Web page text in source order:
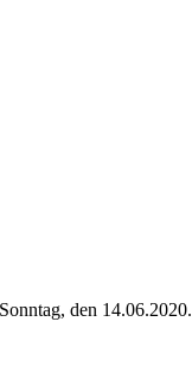
den 14.06.2020.